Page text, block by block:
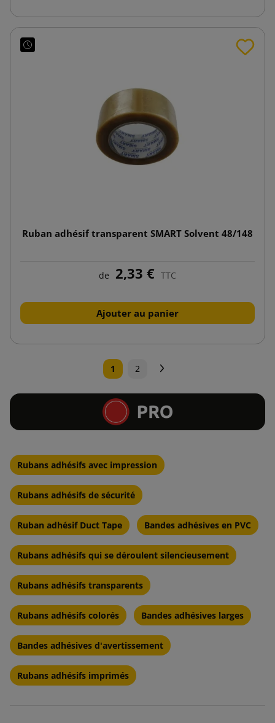
Ruban adhésif transparent SMART Solvent 48/148
de 2,33 € TTC
Ajouter au panier
1 2
Rubans adhésifs avec impression
Rubans adhésifs de sécurité
Ruban adhésif Duct Tape Bandes adhésives en PVC
Rubans adhésifs qui se déroulent silencieusement
Rubans adhésifs transparents
Rubans adhésifs colorés Bandes adhésives larges
Bandes adhésives d'avertissement
Rubans adhésifs imprimés